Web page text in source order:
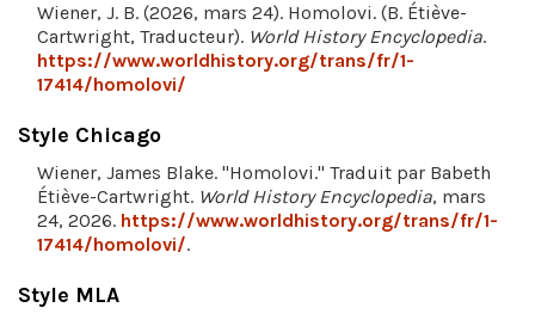
Wiener, J. B. (2026, mars 24). Homolovi. (B. Étiève-
Cartwright, Traducteur). World History Encyclopedia.
https://www.worldhistory.org/trans/fr/1-
17414/homolovi/
Style Chicago
Wiener, James Blake. "Homolovi." Traduit par Babeth
Étiève-Cartwright. World History Encyclopedia, mars
24, 2026. https://www.worldhistory.org/trans/fr/1-
17414/homolovi/.
Style MLA